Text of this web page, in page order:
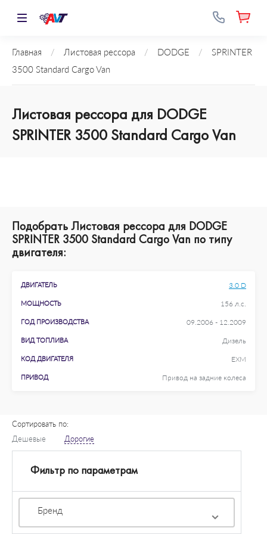
Главная / Листовая рессора / DODGE /
SPRINTER
3500 Standard Cargo Van
Листовая рессора для DODGE
SPRINTER 3500 Standard Cargo Van
Подобрать Листовая рессора для DODGE
SPRINTER 3500 Standard Cargo Van по типу
двигателя:
ДВИГАТЕЛЬ 3.0 D
МОЩНОСТЬ 156 л.с.
ГОД ПРОИЗВОДСТВА 09.2006 - 12.2009
ВИД ТОПЛИВА Дизель
КОД ДВИГАТЕЛЯ EXM
ПРИВОД Привод на задние колеса
Сортировать по:
Дешевые
Дорогие
Фильтр по параметрам
Бренд